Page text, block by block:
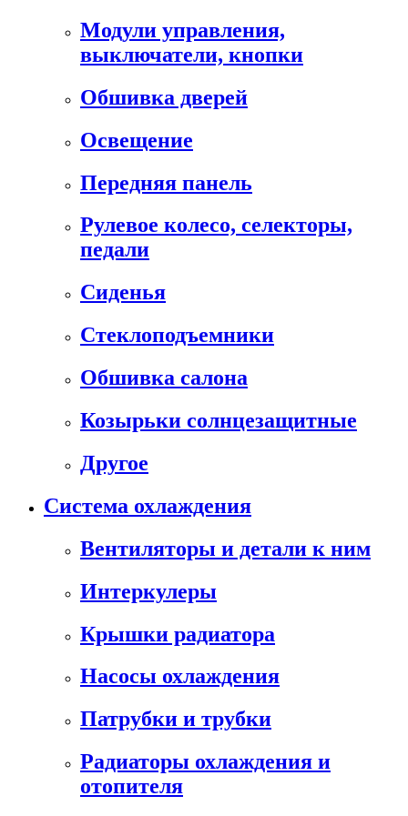
Модули управления,
выключатели, кнопки
Обшивка дверей
Освещение
Передняя панель
Рулевое колесо, селекторы,
педали
Сиденья
Стеклоподъемники
Обшивка салона
Козырьки солнцезащитные
Другое
Система охлаждения
Вентиляторы и детали к ним
Интеркулеры
Крышки радиатора
Насосы охлаждения
Патрубки и трубки
Радиаторы охлаждения и
отопителя